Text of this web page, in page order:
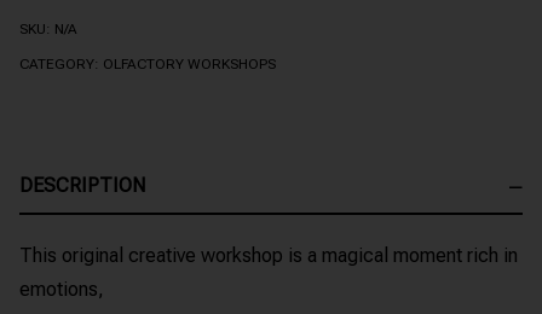
SKU: N/A
CATEGORY: OLFACTORY WORKSHOPS
DESCRIPTION
This original creative workshop is a magical moment rich in
emotions,